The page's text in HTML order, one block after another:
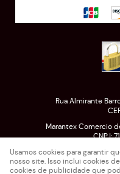
Rua Almirante
Marantex Comercio
CNPJ:
Usamos cookies para garantir
nosso site. Isso inclui cookies
cookies de publicidade que